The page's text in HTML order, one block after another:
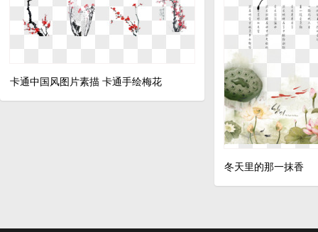
卡通中国风图片素描 卡通手绘梅花
冬天里的那一抹香